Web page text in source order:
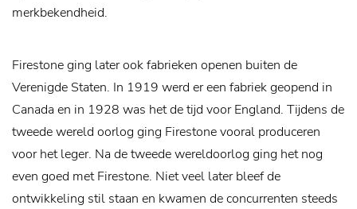
merkbekendheid.
Firestone ging later ook fabrieken openen buiten de
Verenigde Staten. In 1919 werd er een fabriek geopend in
Canada en in 1928 was het de tijd voor England. Tijdens de
tweede wereld oorlog ging Firestone vooral produceren
voor het leger. Na de tweede wereldoorlog ging het nog
even goed met Firestone. Niet veel later bleef de
ontwikkeling stil staan en kwamen de concurrenten steeds